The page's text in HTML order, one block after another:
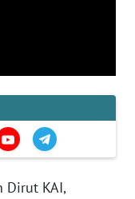
Dirut KAI,